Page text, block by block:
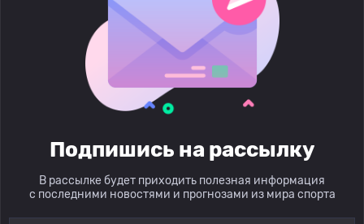
Подпишись на рассылку
В рассылке будет приходить полезная информация
с последними новостями и прогнозами из мира спорта